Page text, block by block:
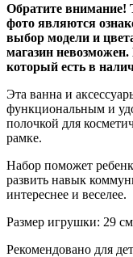
Обратите внимание!
фото являются
выбор модели и
магазин невозможен.
который есть в
Эта ванна и
функциональным и
полочкой для
рамке.
Набор поможет
развить навык
интереснее и веселее.
Размер игрушки: 29
Рекомендовано для